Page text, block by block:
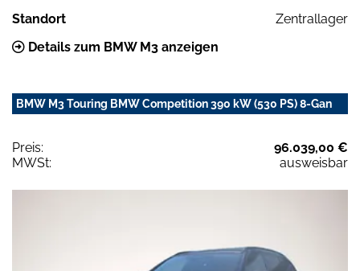
Standort
Zentrallager
Details zum BMW M3 anzeigen
BMW M3 Touring BMW Competition 390 kW (530 PS) 8-Gan
Preis:
96.039,00 €
MWSt:
ausweisbar